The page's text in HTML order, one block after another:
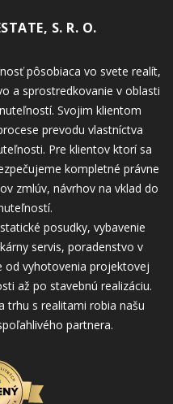
S. R. O.
pôsobiaca vo svete realít,
a sprostredkovanie v oblasti
Svojim klientom
prevodu vlastníctva
Pre klientov ktorí sa
kompletné právne
zmlúv, návrhov na vklad do
posudky, vybavenie
servis, poradenstvo v
od vyhotovenia projektovej
až po stavebnú realizáciu.
trhu s realitami robia našu
partnera.